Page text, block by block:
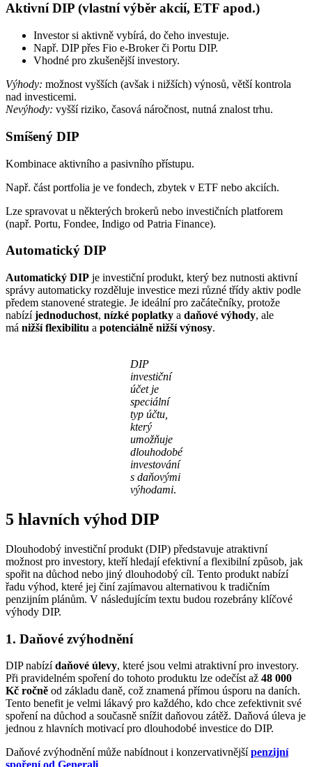
Aktivní DIP (vlastní výběr akcií, ETF apod.)
Investor si aktivně vybírá, do čeho investuje.
Např. DIP přes Fio e-Broker či Portu DIP.
Vhodné pro zkušenější investory.
Výhody: možnost vyšších (avšak i nižších) výnosů, větší kontrola
nad investicemi.
Nevýhody: vyšší riziko, časová náročnost, nutná znalost trhu.
Smíšený DIP
Kombinace aktivního a pasivního přístupu.
Např. část portfolia je ve fondech, zbytek v ETF nebo akciích.
Lze spravovat u některých brokerů nebo investičních platforem
(např. Portu, Fondee, Indigo od Patria Finance).
Automatický DIP
Automatický DIP je investiční produkt, který bez nutnosti aktivní
správy automaticky rozděluje investice mezi různé třídy aktiv podle
předem stanovené strategie. Je ideální pro začátečníky, protože
nabízíjednoduchost, nízké poplatky a daňové výhody, ale
má nižší flexibilitu a potenciálně nižší výnosy.
DIP
investiční
účet je
speciální
typ účtu,
který
umožňuje
dlouhodobé
investování
s daňovými
výhodami.
5 hlavních výhod DIP
Dlouhodobý investiční produkt (DIP) představuje atraktivní
možnost pro investory, kteří hledají efektivní a flexibilní způsob, jak
spořit na důchod nebo jiný dlouhodobý cíl. Tento produkt nabízí
řadu výhod, které jej činí zajímavou alternativou k tradičním
penzijním plánům. V následujícím textu budou rozebrány klíčové
výhody DIP.
1. Daňové zvýhodnění
DIP nabízídaňové úlevy, které jsou velmi atraktivní pro investory.
Při pravidelném spoření do tohoto produktu lze odečíst až 48 000
Kč ročně od základu daně, což znamená přímou úsporu na daních.
Tento benefit je velmi lákavý pro každého, kdo chce zefektivnit své
spoření na důchod a současně snížit daňovou zátěž. Daňová úleva je
jednou z hlavních motivací pro dlouhodobé investice do DIP.
Daňové zvýhodnění může nabídnout i konzervativnějšípenzijní